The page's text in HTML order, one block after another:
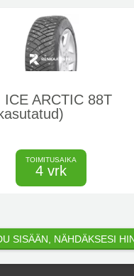
ARCTIC 88T
TOIMITUSAIKA
4 vrk
SISÄÄN, NÄHDÄKSESI